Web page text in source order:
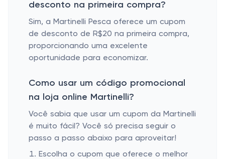
desconto na primeira compra?
Sim, a Martinelli Pesca oferece um cupom
de desconto de R$20 na primeira compra,
proporcionando uma excelente
oportunidade para economizar.
Como usar um código promocional
na loja online Martinelli?
Você sabia que usar um cupom da Martinelli
é muito fácil? Você só precisa seguir o
passo a passo abaixo para aproveitar!
Escolha o cupom que oferece o melhor